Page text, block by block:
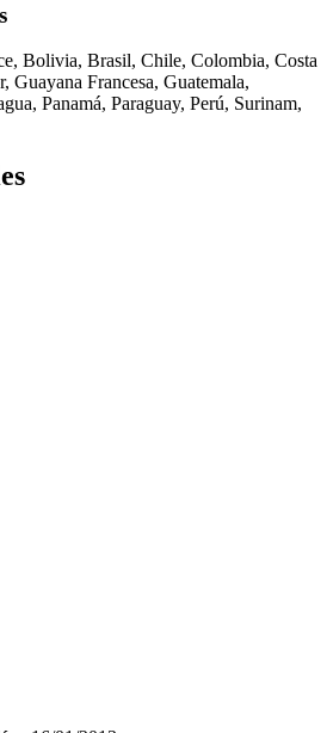
Bolivia, Brasil, Chile, Colombia, Costa
Guayana Francesa, Guatemala,
Panamá, Paraguay, Perú, Surinam,